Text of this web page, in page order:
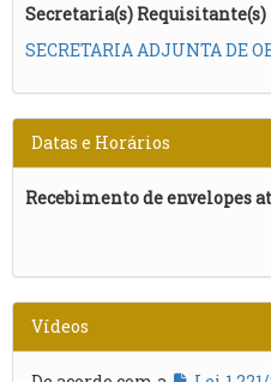
Secretaria(s) Requisitante(s)
SECRETARIA ADJUNTA DE
Datas e Horários
Recebimento de envelopes
Vídeos